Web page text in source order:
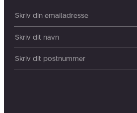
Din email:
Dit navn:
Postnummer